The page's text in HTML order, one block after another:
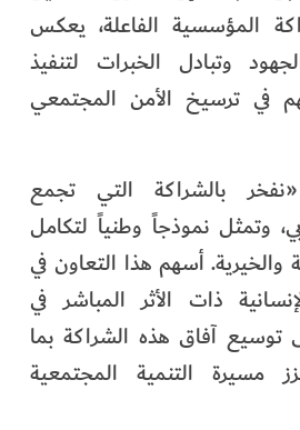
المؤسسية الفاعلة، يعكس
وتبادل الخبرات لتنفيذ
في ترسيخ الأمن المجتمعي
بالشراكة التي تجمع
وتمثل نموذجاً وطنياً لتكامل
أسهم هذا التعاون في
ذات الأثر المباشر في
توسيع آفاق هذه الشراكة بما
مسيرة التنمية المجتمعية